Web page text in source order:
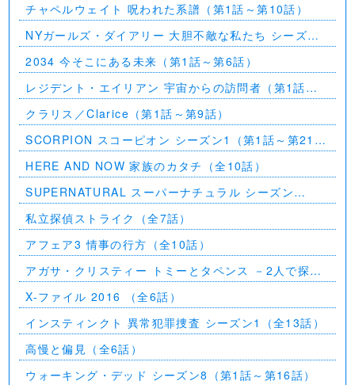
チャペルウェイト 呪われた系譜（第1話～第10話）
NYガールズ・ダイアリー 大胆不敵な私たち シーズン
5（第1話～第2話）
2034 今そこにある未来（第1話～第6話）
レジデント・エイリアン 宇宙からの訪問者（第1話～
第7話）
クラリス／Clarice（第1話～第9話）
SCORPION スコーピオン シーズン1（第1話～第21
話）
HERE AND NOW 家族のカタチ（全10話）
SUPERNATURAL スーパーナチュラル シーズン
11（全23話）
私立探偵ストライク（全7話）
アフェア3 情事の行方（全10話）
アガサ・クリスティー トミーとタペンス －2人で探偵
を－
X-ファイル 2016 （全6話）
インスティンクト 異常犯罪捜査 シーズン1（全13話）
高慢と偏見（全6話）
ウォーキング・デッド シーズン8（第1話～第16話）